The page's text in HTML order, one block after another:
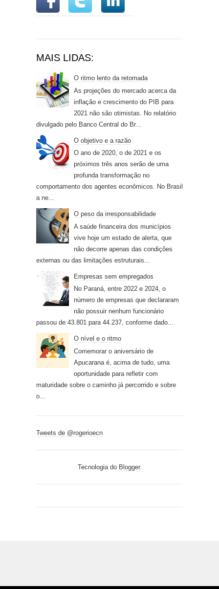
MAIS LIDAS:
O ritmo lento da retomada
As projeções do mercado acerca da
inflação e crescimento do PIB para
2021 não são otimistas. No relatório
divulgado pelo Banco Central do Br...
O objetivo e a razão
O ano de 2020, o de 2021 e os
próximos três anos serão de uma
profunda transformação no
comportamento dos agentes econômicos. No Brasil
a ne...
O peso da irresponsabilidade
A saúde financeira dos municípios
vive hoje um estado de alerta, que
não decorre apenas das condições
externas ou das limitações estruturais...
Empresas sem empregados
No Paraná, entre 2022 e 2024, o
número de empresas que declararam
não possuir nenhum funcionário
passou de 43.801 para 44.237, conforme dado...
O nível e o ritmo
Comemorar o aniversário de
Apucarana é, acima de tudo, uma
oportunidade para refletir com
maturidade sobre o caminho já percorrido e sobre
o...
Tweets de @rogerioecn
Tecnologia do Blogger.